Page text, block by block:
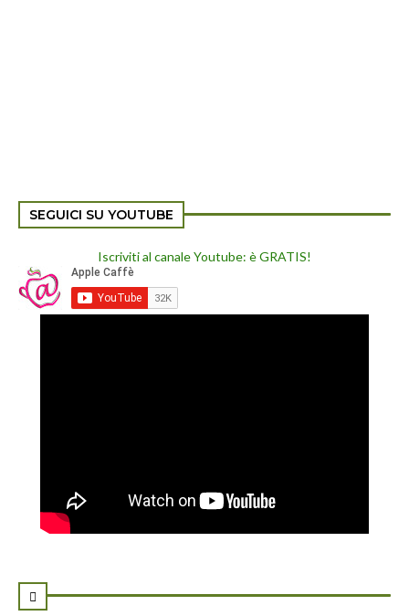
SEGUICI SU YOUTUBE
Iscriviti al canale Youtube: è GRATIS!
